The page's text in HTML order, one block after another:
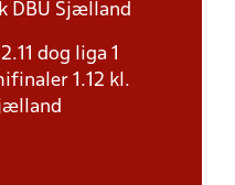
DBU Sjælland
dog liga 1
1.12 kl.